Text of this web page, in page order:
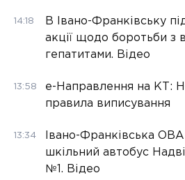
14:18
В Івано-Франківську
акції щодо боротьби з
гепатитами. Відео
13:58
е-Направлення на КТ:
правила виписування
13:34
Івано-Франківська
шкільний автобус
№1. Відео